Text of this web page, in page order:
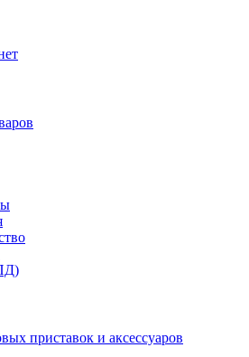
приставок и аксессуаров